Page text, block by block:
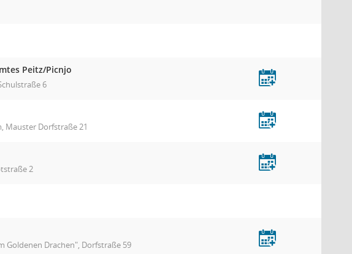
Peitz/Picnjo
6
Mauster Dorfstraße 21
2
Goldenen Drachen", Dorfstraße 59